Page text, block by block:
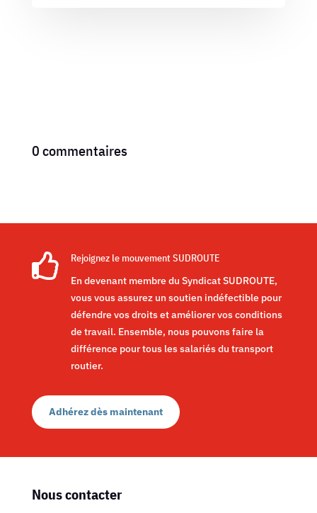
0 commentaires

Rejoignez le mouvement SUDROUTE
En devenant membre du Syndicat SUDROUTE,
vous vous assurez un soutien indéfectible pour
défendre vos droits et améliorer vos conditions
de travail. Ensemble, nous pouvons faire la
différence pour tous les salariés du transport
routier.
Adhérez dès maintenant
Nous contacter